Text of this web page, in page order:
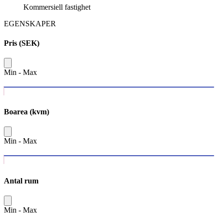
Kommersiell fastighet
EGENSKAPER
Pris (SEK)
Min - Max
Boarea (kvm)
Min - Max
Antal rum
Min - Max